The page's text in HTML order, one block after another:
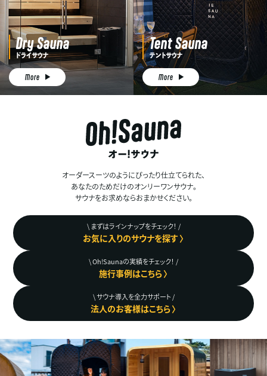
Dry Sauna
ドライサウナ
More
Tent Sauna
テントサウナ
More
オーダースーツのようにぴったり仕立てられた、
あなたのためだけのオンリーワンサウナ。
サウナをお求めならおまかせください。
\ まずはラインナップをチェック！ /
お気に入りのサウナを探す 〉
\ Oh!Saunaの実績をチェック！ /
施行事例はこちら 〉
\ サウナ導入を全力サポート /
法人のお客様はこちら 〉